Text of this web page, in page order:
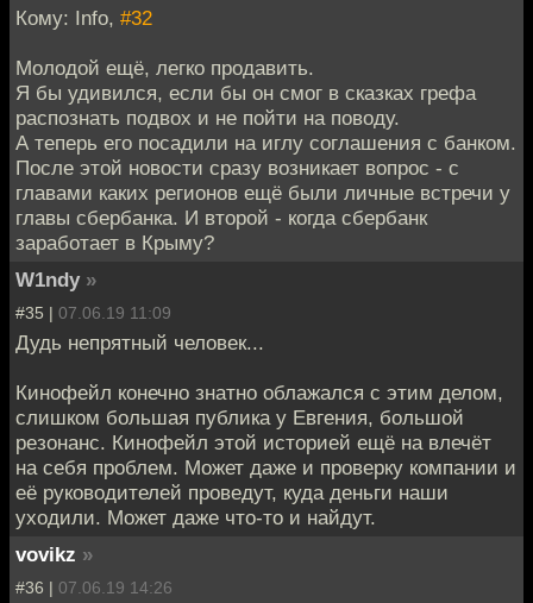
Кому: Info, #32
Молодой ещё, легко продавить.
Я бы удивился, если бы он смог в сказках грефа
распознать подвох и не пойти на поводу.
А теперь его посадили на иглу соглашения с банком.
После этой новости сразу возникает вопрос - с
главами каких регионов ещё были личные встречи у
главы сбербанка. И второй - когда сбербанк
заработает в Крыму?
W1ndy »
#35 | 07.06.19 11:09
Дудь непрятный человек...
Кинофейл конечно знатно облажался с этим делом,
слишком большая публика у Евгения, большой
резонанс. Кинофейл этой историей ещё на влечёт
на себя проблем. Может даже и проверку компании и
её руководителей проведут, куда деньги наши
уходили. Может даже что-то и найдут.
vovikz »
#36 | 07.06.19 14:26